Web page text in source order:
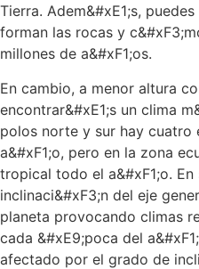
Tierra. Adem&#xE1;s,
forman las rocas y
millones de a&#xF1;os.
En cambio, a menor altura
encontrar&#xE1;s un clima
polos norte y sur hay cuatro
a&#xF1;o, pero en la zona
tropical todo el a&#xF1;o. En
inclinaci&#xF3;n del eje
planeta provocando climas
cada &#xE9;poca del
afectado por el grado de